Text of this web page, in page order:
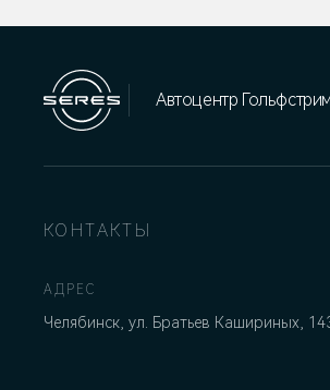
Автоцентр Гольфстрим
КОНТАКТЫ
АДРЕС
Челябинск, ул. Братьев Кашириных,